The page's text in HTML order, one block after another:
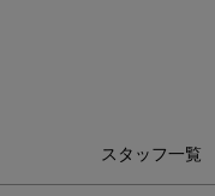
スタッフ一覧